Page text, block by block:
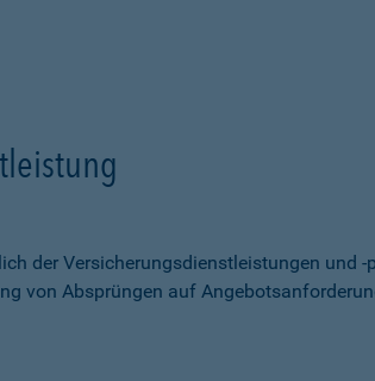
der Versicherungsdienstleistungen und -
von Absprüngen auf